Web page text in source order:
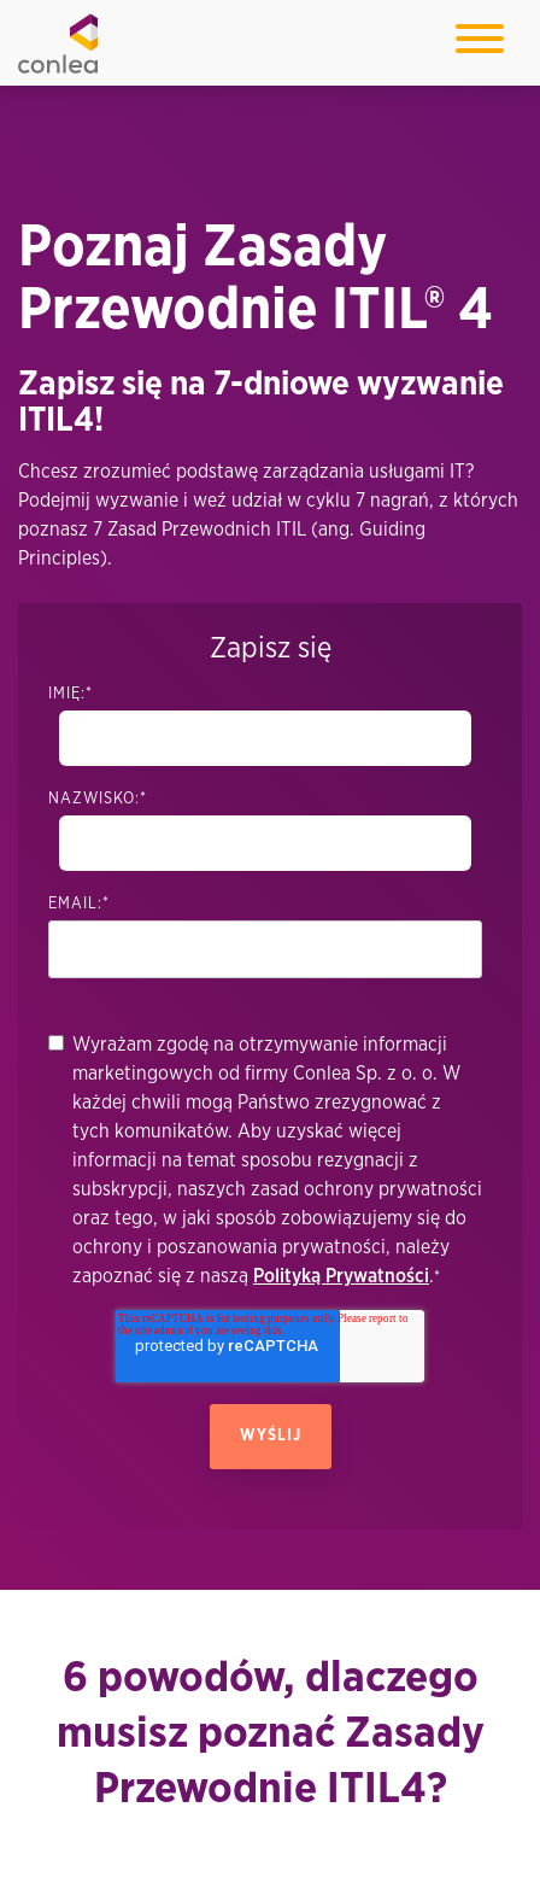
Poznaj Zasady
Przewodnie ITIL® 4
Zapisz się na 7-dniowe wyzwanie
ITIL4!
Chcesz zrozumieć podstawę zarządzania usługami IT?
Podejmij wyzwanie i weź udział w cyklu 7 nagrań, z których
poznasz 7 Zasad Przewodnich ITIL (ang. Guiding
Principles).
Zapisz się
IMIĘ: *
NAZWISKO: *
EMAIL: *
Wyrażam zgodę na otrzymywanie informacji
marketingowych od firmy Conlea Sp. z o. o. W
każdej chwili mogą Państwo zrezygnować z
tych komunikatów. Aby uzyskać więcej
informacji na temat sposobu rezygnacji z
subskrypcji, naszych zasad ochrony prywatności
oraz tego, w jaki sposób zobowiązujemy się do
ochrony i poszanowania prywatności, należy
zapoznać się z naszą Polityką Prywatności.*
6 powodów, dlaczego
musisz poznać Zasady
Przewodnie ITIL4?